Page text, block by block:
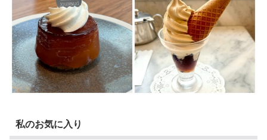
私のお気に入り